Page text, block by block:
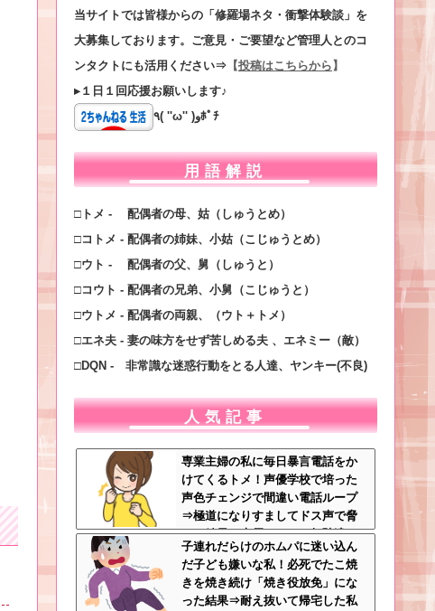
当サイトでは皆様からの「修羅場ネタ・衝撃体験談」を
大募集しております。ご意見・ご要望など管理人とのコ
ンタクトにも活用ください⇒ 【投稿はこちらから 】
▸１日１回応援お願いします♪
٩( ''ω'' )وﾎﾟﾁ
用語解説
□トメ - 配偶者の母、姑（しゅうとめ）
□コトメ - 配偶者の姉妹、小姑（こじゅうとめ）
□ウト - 配偶者の父、舅（しゅうと）
□コウト - 配偶者の兄弟、小舅（こじゅうと）
□ウトメ - 配偶者の両親、（ウト＋トメ）
□エネ夫 - 妻の味方をせず苦しめる夫 、エネミー（敵）
□DQN - 非常識な迷惑行動をとる人達、ヤンキー(不良)
人気記事
専業主婦の私に毎日暴言電話をか
けてくるトメ！声優学校で培った
声色チェンジで間違い電話ループ
⇒極道になりすましてドス声で脅
した結果←声優スキルの無駄遣い
が最高すぎるｗｗｗ
子連れだらけのホムパに迷い込ん
だ子ども嫌いな私！必死でたこ焼
きを焼き続け「焼き役放免」にな
った結果⇒耐え抜いて帰宅した私